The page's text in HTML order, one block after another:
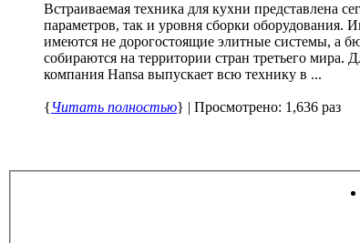
Встраиваемая техника для кухни представлена
параметров, так и уровня сборки
имеются не дорогостоящие элитные системы, а
собираются на территории стран третьего мира.
компания Hansa выпускает всю технику в ...
{Читать полностью} | Просмотрено: 1,636 раз